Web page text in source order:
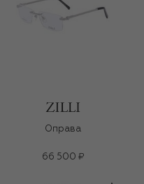
Оправа
66 500 ₽